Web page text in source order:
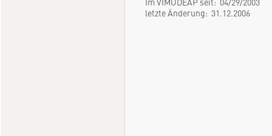
letzte Änderung: 31.12.2006